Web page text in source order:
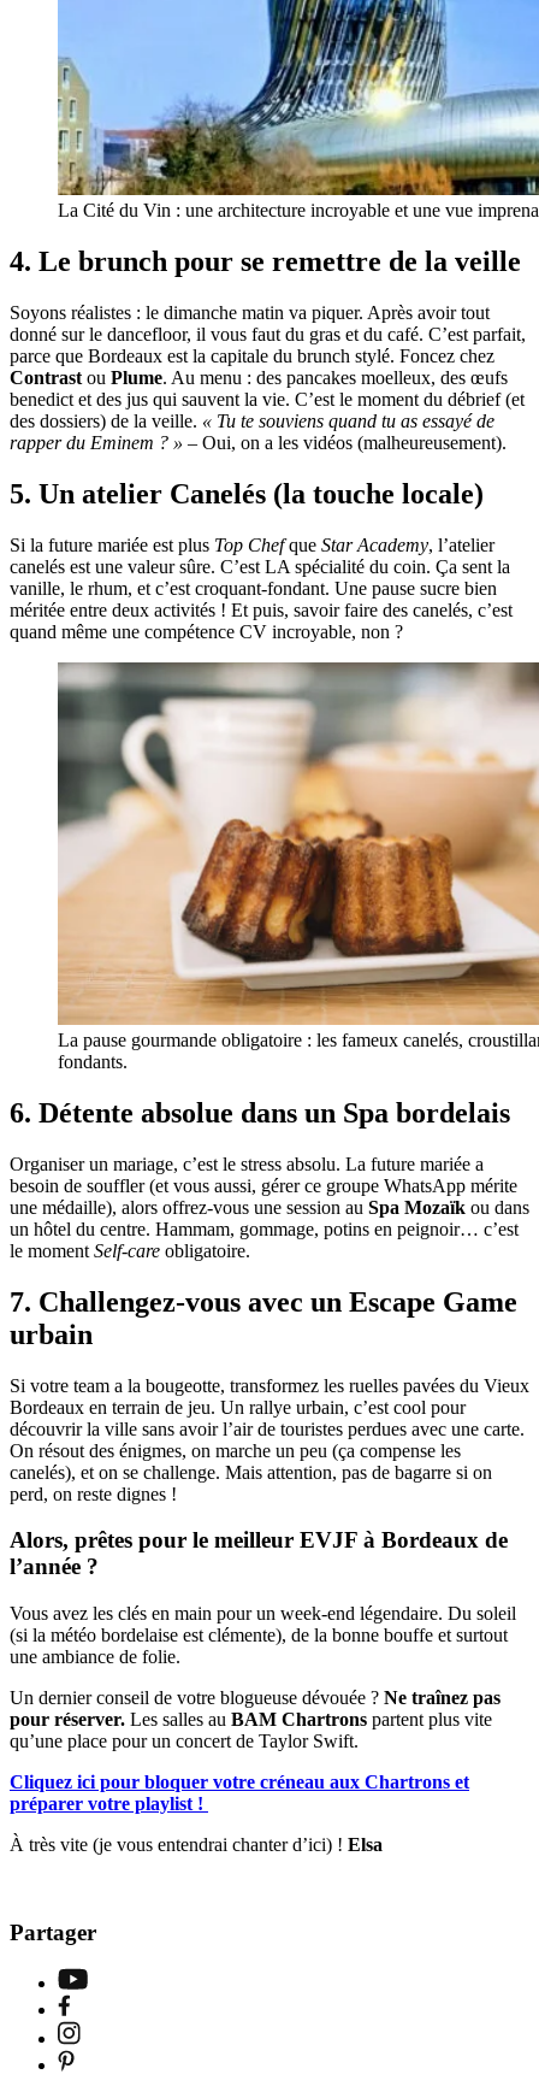
La Cité du Vin : une architecture incroyable et une vue
4. Le brunch pour se remettre de la veille
Soyons réalistes : le dimanche matin va piquer. Après avoir tout
donné sur le dancefloor, il vous faut du gras et du café. C’est parfait,
parce que Bordeaux est la capitale du brunch stylé. Foncez chez
Contrast ou Plume. Au menu : des pancakes moelleux, des œufs
benedict et des jus qui sauvent la vie. C’est le moment du débrief (et
des dossiers) de la veille. « Tu te souviens quand tu as essayé de
rapper du Eminem ? » – Oui, on a les vidéos (malheureusement).
5. Un atelier Canelés (la touche locale)
Si la future mariée est plus Top Chefque Star Academy, l’atelier
canelés est une valeur sûre. C’est LA spécialité du coin. Ça sent la
vanille, le rhum, et c’est croquant-fondant. Une pause sucre bien
méritée entre deux activités ! Et puis, savoir faire des canelés, c’est
quand même une compétence CV incroyable, non ?
La pause gourmande obligatoire : les fameux canelés,
fondants.
6. Détente absolue dans un Spa bordelais
Organiser un mariage, c’est le stress absolu. La future mariée a
besoin de souffler (et vous aussi, gérer ce groupe WhatsApp mérite
une médaille), alors offrez-vous une session au Spa Mozaïk ou dans
un hôtel du centre. Hammam, gommage, potins en peignoir… c’est
le moment Self-care obligatoire.
7. Challengez-vous avec un Escape Game
urbain
Si votre team a la bougeotte, transformez les ruelles pavées du Vieux
Bordeaux en terrain de jeu. Un rallye urbain, c’est cool pour
découvrir la ville sans avoir l’air de touristes perdues avec une carte.
On résout des énigmes, on marche un peu (ça compense les
canelés), et on se challenge. Mais attention, pas de bagarre si on
perd, on reste dignes !
Alors, prêtes pour le meilleur EVJF à Bordeaux de
l’année ?
Vous avez les clés en main pour un week-end légendaire. Du soleil
(si la météo bordelaise est clémente), de la bonne bouffe et surtout
une ambiance de folie.
Un dernier conseil de votre blogueuse dévouée ? Ne traînez pas
pour réserver. Les salles au BAM Chartrons partent plus vite
qu’une place pour un concert de Taylor Swift.
Cliquez ici pour bloquer votre créneau aux Chartrons et
préparer votre playlist !
À très vite (je vous entendrai chanter d’ici) ! Elsa
Partager